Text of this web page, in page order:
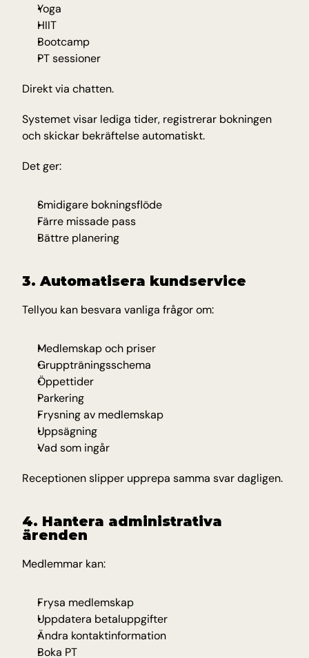
Yoga
HIIT
Bootcamp
PT sessioner
Direkt via chatten.
Systemet visar lediga tider, registrerar bokningen
och skickar bekräftelse automatiskt.
Det ger:
Smidigare bokningsflöde
Färre missade pass
Bättre planering
3. Automatisera kundservice
Tellyou kan besvara vanliga frågor om:
Medlemskap och priser
Gruppträningsschema
Öppettider
Parkering
Frysning av medlemskap
Uppsägning
Vad som ingår
Receptionen slipper upprepa samma svar dagligen.
4. Hantera administrativa
ärenden
Medlemmar kan:
Frysa medlemskap
Uppdatera betaluppgifter
Ändra kontaktinformation
Boka PT